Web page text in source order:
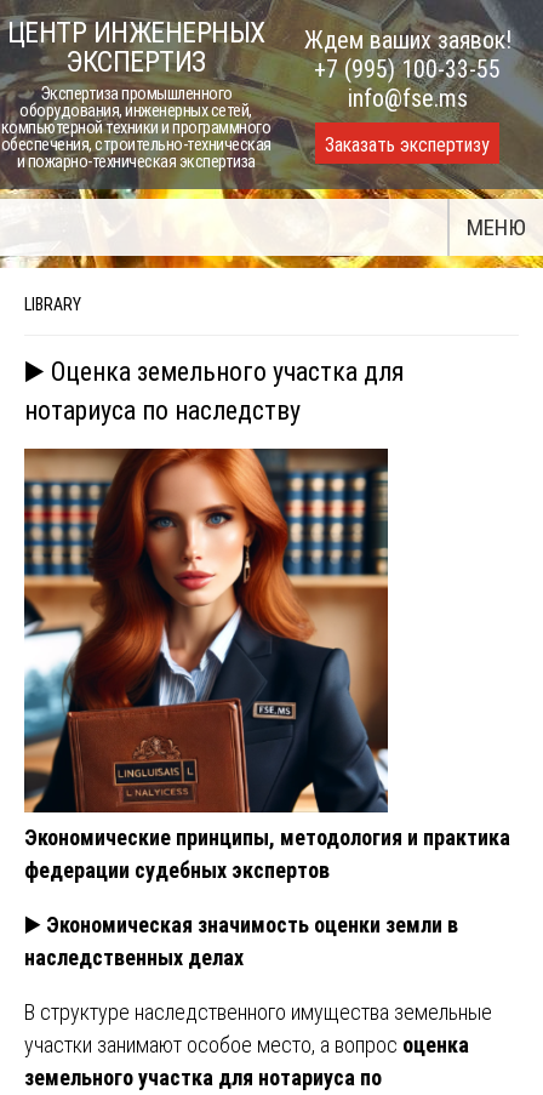
Skip
to
content
ЦЕНТР ИНЖЕНЕРНЫХ
ЭКСПЕРТИЗ
Экспертиза промышленного
оборудования, инженерных сетей,
компьютерной техники и программного
обеспечения, строительно-техническая
и пожарно-техническая экспертиза
Ждем ваших заявок!
+7 (995) 100-33-55
info@fse.ms
Заказать экспертизу
МЕНЮ
LIBRARY
▶️ Оценка земельного участка для
нотариуса по наследству
Экономические принципы, методология и практика
федерации судебных экспертов
▶️ Экономическая значимость оценки земли в
наследственных делах
В структуре наследственного имущества земельные
участки занимают особое место, а вопрос оценка
земельного участка для нотариуса по